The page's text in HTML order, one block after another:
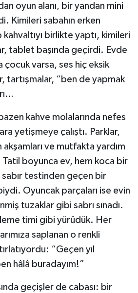
oyun alanı, bir yandan mini
Kimileri sabahın erken
birlikte yaptı, kimileri
tablet başında geçirdi. Evde
çocuk varsa, ses hiç eksik
tartışmalar, “ben de yapmak
kahve molalarında nefes
yetişmeye çalıştı. Parklar,
akşamları ve mutfakta yardım
boyunca ev, hem koca bir
sabır testinden geçen bir
Oyuncak parçaları ise evin
tuzaklar gibi sabrı sınadı.
timi gibi yürüdük. Her
saplanan o renkli
“Geçen yıl
hâlâ buradayım!”
geçişler de cabası: bir